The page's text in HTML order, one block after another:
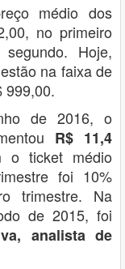
médio dos
no primeiro
Hoje,
na faixa de
999,00.
de 2016, o
R$ 11,4
o ticket médio
foi 10%
trimestre. Na
de 2015, foi
analista de